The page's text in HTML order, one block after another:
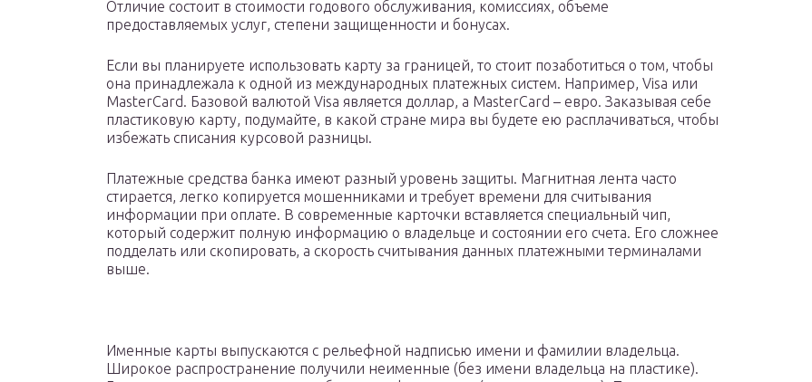
Отличие состоит в стоимости годового обслуживания, комиссиях, объеме
предоставляемых услуг, степени защищенности и бонусах.
Если вы планируете использовать карту за границей, то стоит позаботиться о том, чтобы
она принадлежала к одной из международных платежных систем. Например, Visa или
MasterCard. Базовой валютой Visa является доллар, а MasterCard – евро. Заказывая себе
пластиковую карту, подумайте, в какой стране мира вы будете ею расплачиваться, чтобы
избежать списания курсовой разницы.
Платежные средства банка имеют разный уровень защиты. Магнитная лента часто
стирается, легко копируется мошенниками и требует времени для считывания
информации при оплате. В современные карточки вставляется специальный чип,
который содержит полную информацию о владельце и состоянии его счета. Его сложнее
подделать или скопировать, а скорость считывания данных платежными терминалами
выше.
Именные карты выпускаются с рельефной надписью имени и фамилии владельца.
Широкое распространение получили неименные (без имени владельца на пластике).